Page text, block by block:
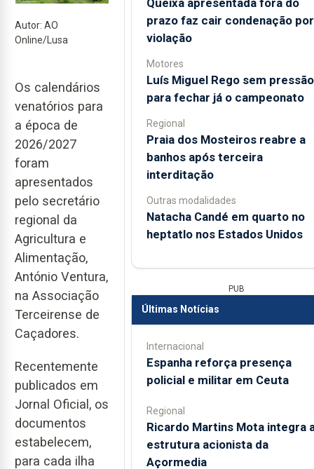
Autor: AO
Online/Lusa
Os calendários
venatórios para
a época de
2026/2027
foram
apresentados
pelo secretário
regional da
Agricultura e
Alimentação,
António Ventura,
na Associação
Terceirense de
Caçadores.
Recentemente
publicados em
Jornal Oficial, os
documentos
estabelecem,
para cada ilha
prazo faz cair condenação por
violação
Motores
Luís Miguel Rego sem pressão
para fechar já o campeonato
Regional
Praia dos Mosteiros reabre a
banhos após terceira
interditação
Outras modalidades
Natacha Candé em quarto no
heptatlo nos Estados Unidos
PUB
Últimas Notícias
Internacional
Espanha reforça presença
policial e militar em Ceuta
Regional
Ricardo Martins Mota integra
estrutura acionista da
Açormedia